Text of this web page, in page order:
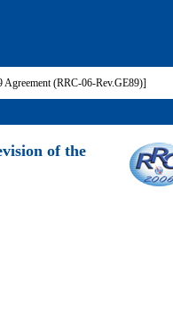
Agreement (RRC-06-Rev.GE89)]
of the